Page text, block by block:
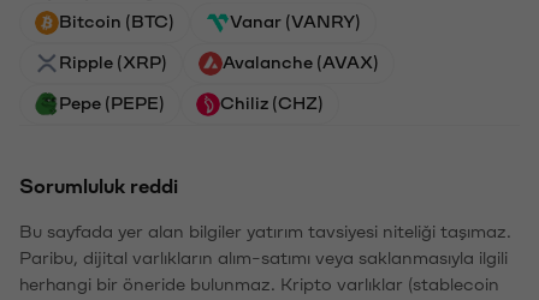
Bitcoin (BTC) Vanar (VANRY)
Ripple (XRP) Avalanche (AVAX)
Pepe (PEPE) Chiliz (CHZ)
Sorumluluk reddi
Bu sayfada yer alan bilgiler yatırım tavsiyesi niteliği taşımaz.
Paribu, dijital varlıkların alım-satımı veya saklanmasıyla ilgili
herhangi bir öneride bulunmaz. Kripto varlıklar (stablecoin